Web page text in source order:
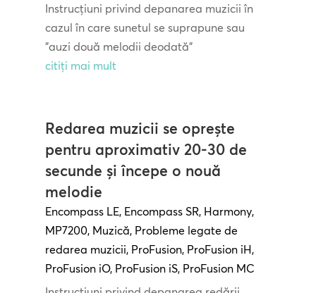
Instrucțiuni privind depanarea muzicii în
cazul în care sunetul se suprapune sau
"auzi două melodii deodată"
citiți mai mult
Redarea muzicii se oprește
pentru aproximativ 20-30 de
secunde și începe o nouă
melodie
Encompass LE, Encompass SR, Harmony,
MP7200, Muzică, Probleme legate de
redarea muzicii, ProFusion, ProFusion iH,
ProFusion iO, ProFusion iS, ProFusion MC